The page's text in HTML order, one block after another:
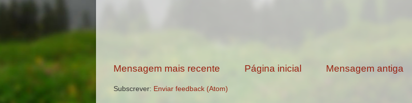
Mensagem mais recente Mensagem antiga
Página inicial
Subscrever: Enviar feedback (Atom)